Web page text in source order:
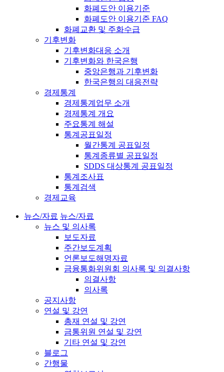
화폐도안 이용기준
화폐도안 이용기준 FAQ
화폐교환 및 주화수급
기후변화
기후변화대응 소개
기후변화와 한국은행
중앙은행과 기후변화
한국은행의 대응전략
경제통계
경제통계업무 소개
경제통계 개요
주요통계 해설
통계공표일정
월간통계 공표일정
통계종류별 공표일정
SDDS 대상통계 공표일정
통계조사표
통계검색
경제교육
뉴스/자료 뉴스/자료
뉴스 및 의사록
보도자료
주간보도계획
언론보도해명자료
금융통화위원회 의사록 및 의결사항
의결사항
의사록
공지사항
연설 및 강연
총재 연설 및 강연
금통위원 연설 및 강연
기타 연설 및 강연
블로그
간행물